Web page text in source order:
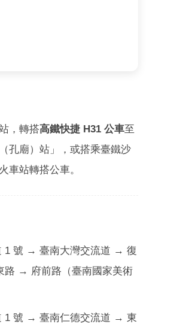
，轉搭高鐵快捷 H31 公車至
（孔廟）站」，或搭乘臺鐵沙
車站轉搭公車。
1 號 → 臺南大灣交流道 → 復
→ 府前路（臺南國家美術
1 號 → 臺南仁德交流道 → 東